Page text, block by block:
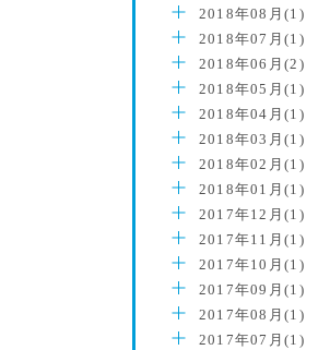
2018年08月(1)
2018年07月(1)
2018年06月(2)
2018年05月(1)
2018年04月(1)
2018年03月(1)
2018年02月(1)
2018年01月(1)
2017年12月(1)
2017年11月(1)
2017年10月(1)
2017年09月(1)
2017年08月(1)
2017年07月(1)